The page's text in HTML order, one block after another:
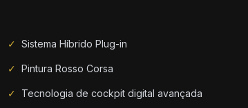
✓ Sistema Híbrido Plug-in
✓ Pintura Rosso Corsa
✓ Tecnologia de cockpit digital avançada